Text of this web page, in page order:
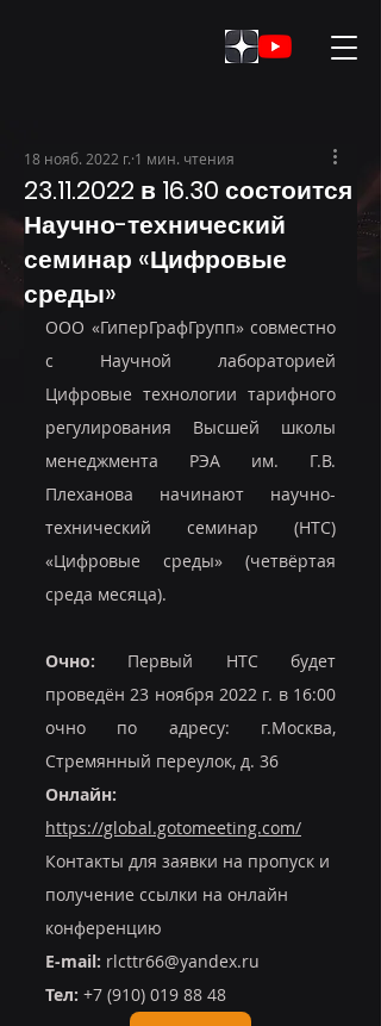
23.11.2022 в 16.30 состоится
Научно-технический
семинар «Цифровые
среды»
18 нояб. 2022 г. 1 мин. чтения
ООО «ГиперГрафГрупп» совместно
с Научной лабораторией
Цифровые технологии тарифного
регулирования Высшей школы
менеджмента РЭА им. Г.В.
Плеханова начинают научно-
технический семинар (НТС)
«Цифровые среды» (четвёртая
среда месяца).
Очно: Первый НТС будет
проведён 23 ноября 2022 г. в 16:00
очно по адресу: г.Москва,
Стремянный переулок, д. 36
Онлайн:
https://global.gotomeeting.com/
Контакты для заявки на пропуск и
получение ссылки на онлайн
конференцию
E-mail: rlcttr66@yandex.ru
Тел: +7 (910) 019 88 48